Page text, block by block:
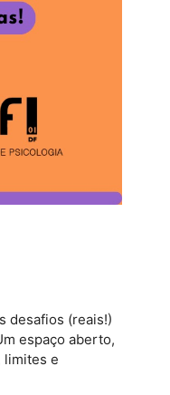
desafios (reais!)
espaço aberto,
limites e